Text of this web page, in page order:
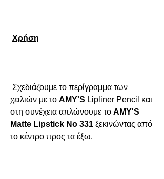
Χρήση
χειλιών με το AMY'S Lipliner Pencil και
στη συνέχεια απλώνουμε το AMY'S
Matte Lipstick No 331 ξεκινώντας από
το κέντρο προς τα έξω.